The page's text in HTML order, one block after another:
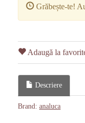
Grăbește-te!
Adaugă la
Descriere
Brand: analuca